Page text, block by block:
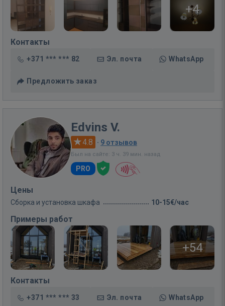
+4
Контакты
+371 *** *** 82 Эл. почта WhatsApp
Предложить заказ
Edvins V.
4.8 · 9 отзывов
Был на сайте: 3 ч. 39 мин. назад
PRO
Цены
Сборка и установка шкафа 10-15€/час
Примеры работ
+54
Контакты
+371 *** *** 33 Эл. почта WhatsApp